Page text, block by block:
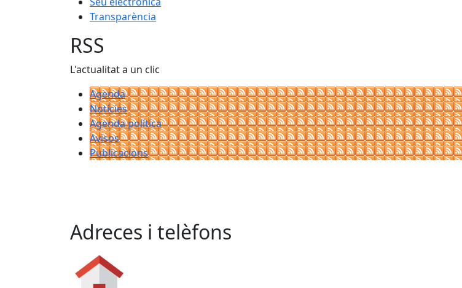
Transparència
RSS
L'actualitat a un clic
Agenda
Notícies
Agenda política
Avisos
Publicacions
Adreces i telèfons